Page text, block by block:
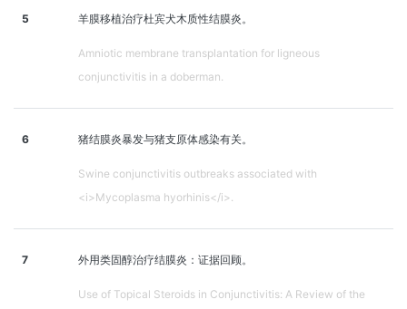
5 羊膜移植治疗杜宾犬木质性结膜炎。
Amniotic membrane transplantation for ligneous
conjunctivitis in a doberman.
6 猪结膜炎暴发与猪支原体感染有关。
Swine conjunctivitis outbreaks associated with
<i>Mycoplasma hyorhinis</i>.
7 外用类固醇治疗结膜炎：证据回顾。
Use of Topical Steroids in Conjunctivitis: A Review of the